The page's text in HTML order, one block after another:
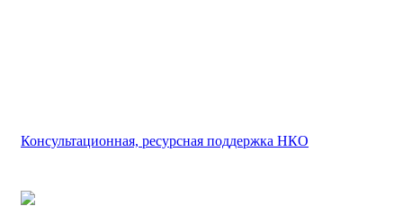
Консультационная, ресурсная поддержка НКО